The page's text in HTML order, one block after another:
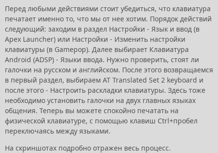
Перед любыми действиями стоит убедиться, что клавиатура
печатает именно то, что мы от нее хотим. Порядок действий
следующий: заходим в раздел Настройки - Язык и ввод (в
Apex Launcher) или Настройки - Изменить настройки
клавиатуры (в Gamepop). Далее выбирает Клавиатура
Android (ADSP) - Языки ввода. Нужно проверить, стоят ли
галочки на русском и английском. После этого возвращаемся
в первый раздел, выбираем AT Translated Set 2 keyboard и
после этого - Настроить раскладки клавиатуры. Здесь тоже
необходимо установить галочки на двух главных языках
общения. Теперь вы можете спокойно печатать на
физической клавиатуре, с помощью клавиш Ctrl+пробел
переключаясь между языками.
На скриншотах подробно отражен весь процесс.